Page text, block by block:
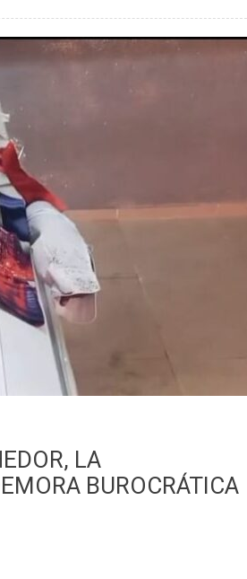
LA
BUROCRÁTICA